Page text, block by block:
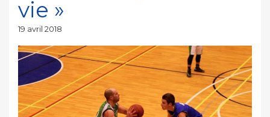
vie »
Publié
19 avril 2018